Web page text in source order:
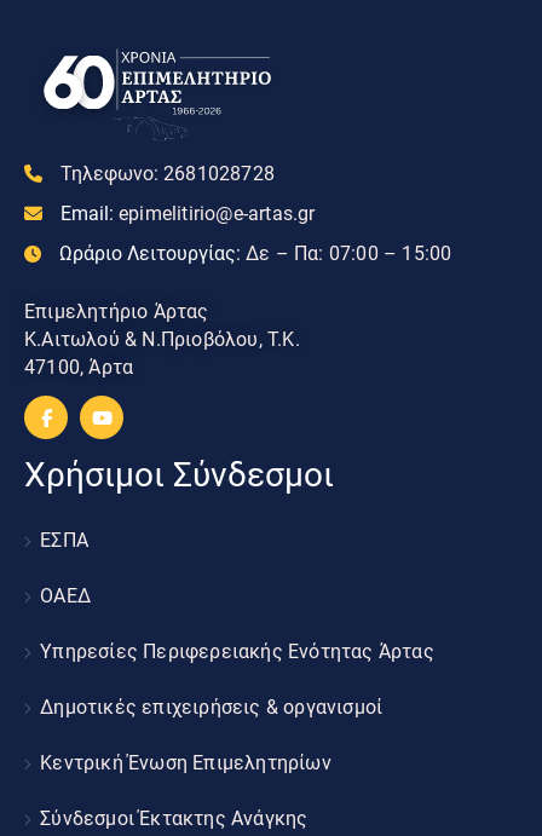
Τηλεφωνο: 2681028728
Email: epimelitirio@e-artas.gr
Ωράριο Λειτουργίας: Δε – Πα: 07:00 – 15:00
Επιμελητήριο Άρτας
Κ.Αιτωλού & Ν.Πριοβόλου, Τ.Κ.
47100, Άρτα
Χρήσιμοι Σύνδεσμοι
ΕΣΠΑ
ΟΑΕΔ
Υπηρεσίες Περιφερειακής Ενότητας Άρτας
Δημοτικές επιχειρήσεις & οργανισμοί
Κεντρική Ένωση Επιμελητηρίων
Σύνδεσμοι Έκτακτης Ανάγκης